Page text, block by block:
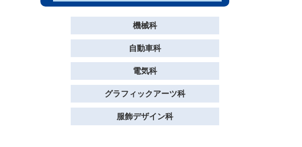
機械科
自動車科
電気科
グラフィックアーツ科
服飾デザイン科